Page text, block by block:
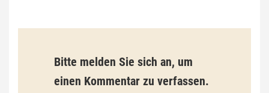
€
i
s
Bitte melden Sie sich an, um
einen Kommentar zu verfassen.